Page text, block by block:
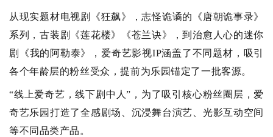
从现实题材电视剧《狂飙》，志怪诡谲的《唐朝诡事录》
系列，古装剧《莲花楼》《苍兰诀》，到治愈人心的迷你
剧《我的阿勒泰》，爱奇艺影视IP涵盖了不同题材，吸引
各个年龄层的粉丝受众，提前为乐园锚定了一批客源。
“线上爱奇艺，线下剧中人”，为了吸引核心粉丝圈层，爱
奇艺乐园打造了全感剧场、沉浸舞台演艺、光影互动空间
等不同品类产品。